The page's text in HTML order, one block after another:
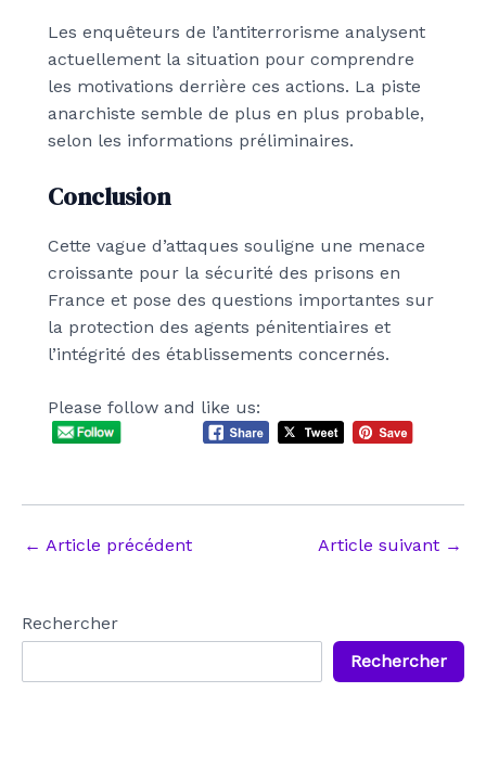
Les enquêteurs de l’antiterrorisme analysent
actuellement la situation pour comprendre
les motivations derrière ces actions. La piste
anarchiste semble de plus en plus probable,
selon les informations préliminaires.
Conclusion
Cette vague d’attaques souligne une menace
croissante pour la sécurité des prisons en
France et pose des questions importantes sur
la protection des agents pénitentiaires et
l’intégrité des établissements concernés.
Please follow and like us:
Navigation
← Article précédent Article suivant →
Rechercher
Rechercher